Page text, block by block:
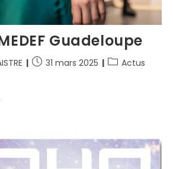
Guadeloupe
31 mars 2025 Actus